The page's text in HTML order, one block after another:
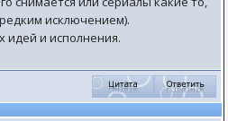
исключением).
идей и исполнения.